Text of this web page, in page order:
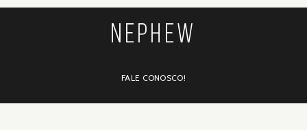
NEPHEW
FALE CONOSCO!